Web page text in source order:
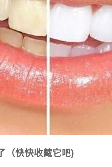
（快快收藏它吧)